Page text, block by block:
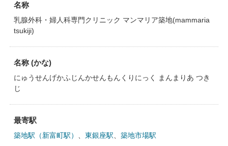
名称
乳腺外科・婦人科専門クリニック マンマリア築地(mammaria
tsukiji)
名称 (かな)
にゅうせんげかふじんかせんもんくりにっく まんまりあ つき
じ
最寄駅
築地駅（新富町駅） 東銀座駅 築地市場駅